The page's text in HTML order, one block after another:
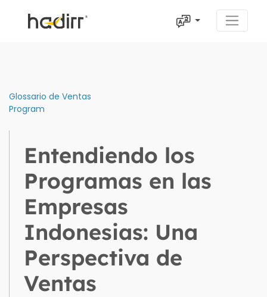
Glossario de Ventas
Program
Entendiendo los
Programas en las
Empresas
Indonesias: Una
Perspectiva de
Ventas